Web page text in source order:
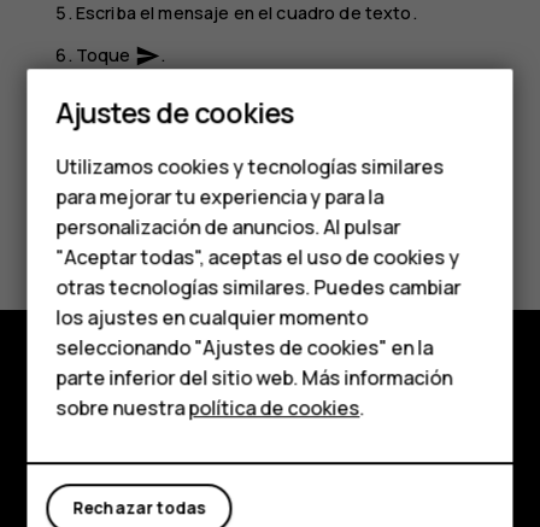
Smartphones
Teléfonos clásicos
Teléfonos para
personas mayores
Accesorios
HMD Terra M
Para empresas
Tabletas
Tienda
Mi cuenta
Escriba el mensaje en el cuadro de texto.
Toque send.
¿Te ha parecido útil?
Sí No
Tienda
Planet and people
Ajustes de cookies
Utilizamos cookies y tecnologías similares
para mejorar tu experiencia y para la
personalización de anuncios. Al pulsar
"Aceptar todas", aceptas el uso de cookies y
otras tecnologías similares. Puedes cambiar
los ajustes en cualquier momento
seleccionando "Ajustes de cookies" en la
parte inferior del sitio web. Más información
sobre nuestrapolítica de cookies.
Rechazar todas